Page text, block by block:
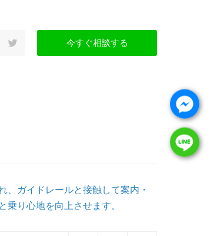
今すぐ相談する
、ガイドレールと接触して案内・
り心地を向上させます。